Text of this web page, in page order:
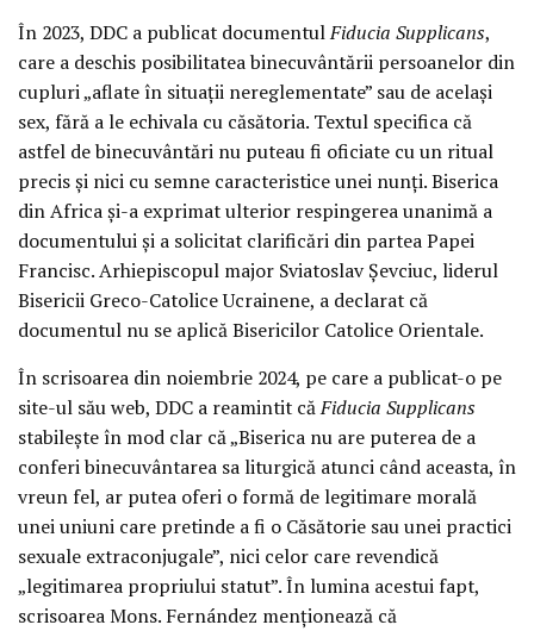
În 2023, DDC a publicat documentulFiducia Supplicans,
care a deschis posibilitatea binecuvântării persoanelor din
cupluri „aflate în situații nereglementate” sau de același
sex, fără a le echivala cu căsătoria. Textul specifica că
astfel de binecuvântări nu puteau fi oficiate cu un ritual
precis și nici cu semne caracteristice unei nunți. Biserica
din Africa și-a exprimat ulterior respingerea unanimă a
documentului și a solicitat clarificări din partea Papei
Francisc. Arhiepiscopul major Sviatoslav Șevciuc, liderul
Bisericii Greco-Catolice Ucrainene, a declarat că
documentul nu se aplică Bisericilor Catolice Orientale.
În scrisoarea din noiembrie 2024, pe care a publicat-o pe
site-ul său web, DDC a reamintit căFiducia Supplicans
stabilește în mod clar că „Biserica nu are puterea de a
conferi binecuvântarea sa liturgică atunci când aceasta, în
vreun fel, ar putea oferi o formă de legitimare morală
unei uniuni care pretinde a fi o Căsătorie sau unei practici
sexuale extraconjugale”, nici celor care revendică
„legitimarea propriului statut”. În lumina acestui fapt,
scrisoarea Mons. Fernández menționează că